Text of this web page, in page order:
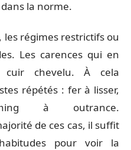
la norme.
régimes restrictifs ou
Les carences qui en
cuir chevelu. À cela
répétés : fer à lisser,
à outrance.
de ces cas, il suffit
pour voir la